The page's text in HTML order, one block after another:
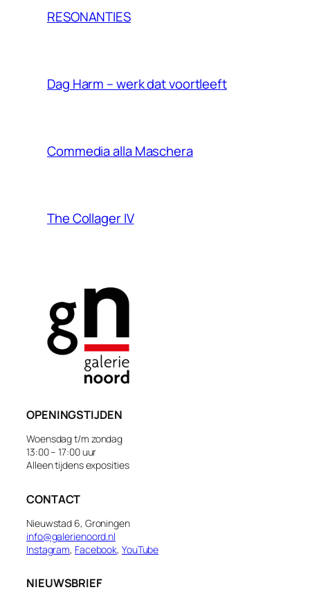
RESONANTIES
Dag Harm – werk dat voortleeft
Commedia alla Maschera
The Collager IV
OPENINGSTIJDEN
Woensdag t/m zondag
13:00 – 17:00 uur
Alleen tijdens exposities
CONTACT
Nieuwstad 6, Groningen
info@galerienoord.nl
Instagram, Facebook, YouTube
NIEUWSBRIEF